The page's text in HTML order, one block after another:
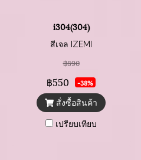
i304(304)
สีเจล IZEMI
฿890
฿550 -38%
สั่งซื้อสินค้า
เปรียบเทียบ